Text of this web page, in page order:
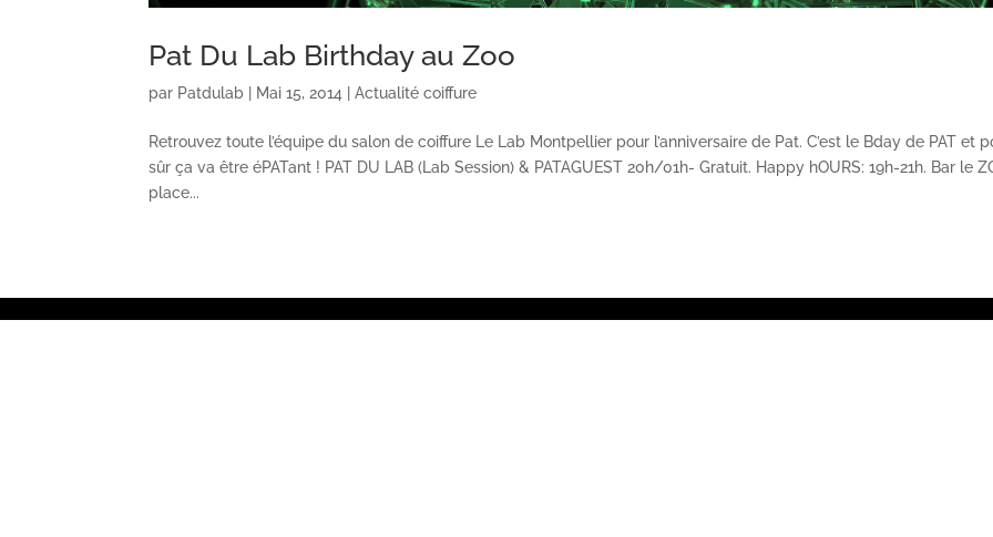
Pat Du Lab Birthday au Zoo
par Patdulab Mai 15, 2014 |Actualité coiffure
Retrouvez toute l’équipe du salon de coiffure Le Lab Montpellier pour l’anniversaire de Pat. C’est le Bday de PAT et
sûr ça va être éPATant ! PAT DU LAB (Lab Session) & PATAGUEST 20h/01h- Gratuit. Happy hOURS: 19h-21h. Bar le
place...